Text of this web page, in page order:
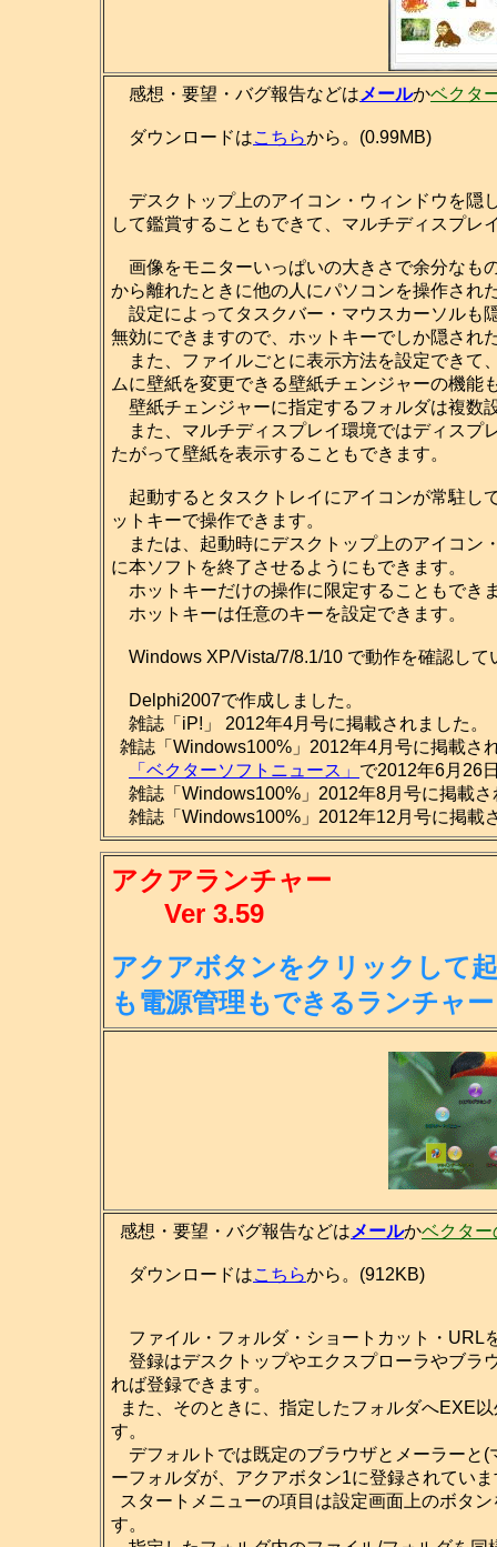
感想・要望・バグ報告などは メールかベクタ
ダウンロードはこちらから。(0.99MB)
デスクトップ上のアイコン・ウィンドウを隠
して鑑賞することもできて、マルチディスプ
画像をモニターいっぱいの大きさで余分なも
から離れたときに他の人にパソコンを操作され
設定によってタスクバー・マウスカーソルも
無効にできますので、ホットキーでしか隠され
また、ファイルごとに表示方法を設定できて
ムに壁紙を変更できる壁紙チェンジャーの機能
壁紙チェンジャーに指定するフォルダは複数
また、マルチディスプレイ環境ではディスプ
たがって壁紙を表示することもできます。
起動するとタスクトレイにアイコンが常駐し
ットキーで操作できます。
または、起動時にデスクトップ上のアイコン
に本ソフトを終了させるようにもできます。
ホットキーだけの操作に限定することもでき
ホットキーは任意のキーを設定できます。
Windows XP/Vista/7/8.1/10 で動作を確認して
Delphi2007で作成しました。
雑誌「iP!」 2012年4月号に掲載されました。
雑誌「Windows100%」2012年4月号に掲載さ
「ベクターソフトニュース」 で2012年6月26
雑誌「Windows100%」2012年8月号に掲載さ
雑誌「Windows100%」2012年12月号に掲載
アクアランチャー
Ver 3.59
アクアボタンをクリックして
も電源管理もできるランチャー
感想・要望・バグ報告などは メールかベクター
ダウンロードはこちらから。(912KB)
ファイル・フォルダ・ショートカット・URL
登録はデスクトップやエクスプローラやブラ
れば登録できます。
また、そのときに、指定したフォルダへEXE
す。
デフォルトでは既定のブラウザとメーラーと(
ーフォルダが、アクアボタン1に登録されてい
スタートメニューの項目は設定画面上のボタ
す。